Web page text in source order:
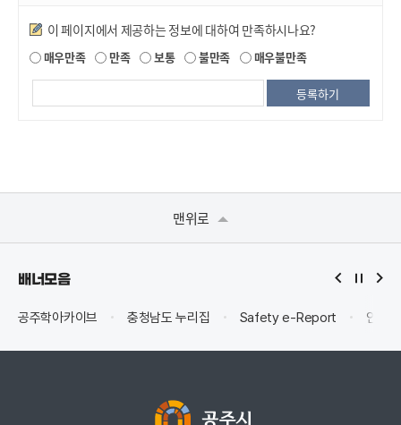
만족도조사
이 페이지에서 제공하는 정보에 대하여 만족하시나요?
매우만족 만족 보통 불만족 매우불만족
맨위로
배너모음
공주학아카이브 충청남도 누리집 Safety e-Report 안전